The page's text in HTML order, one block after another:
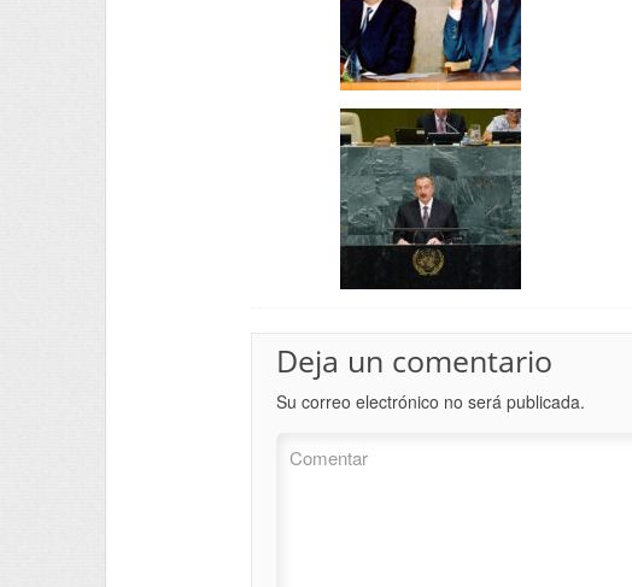
Deja un comentario
Su correo electrónico no será publicada.